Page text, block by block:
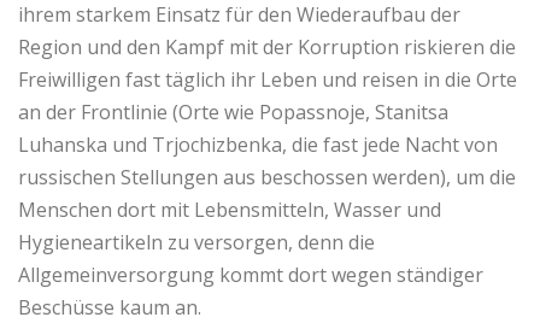
ihrem starkem Einsatz für den Wiederaufbau der
Region und den Kampf mit der Korruption riskieren die
Freiwilligen fast täglich ihr Leben und reisen in die Orte
an der Frontlinie (Orte wie Popassnoje, Stanitsa
Luhanska und Trjochizbenka, die fast jede Nacht von
russischen Stellungen aus beschossen werden), um die
Menschen dort mit Lebensmitteln, Wasser und
Hygieneartikeln zu versorgen, denn die
Allgemeinversorgung kommt dort wegen ständiger
Beschüsse kaum an.